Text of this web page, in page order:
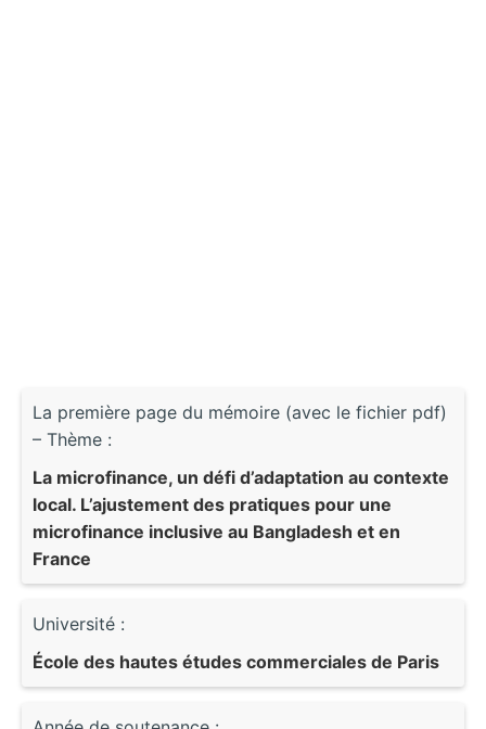
La première page du mémoire (avec le fichier pdf)
– Thème :
La microfinance, un défi d’adaptation au contexte
local. L’ajustement des pratiques pour une
microfinance inclusive au Bangladesh et en
France
Université :
École des hautes études commerciales de Paris